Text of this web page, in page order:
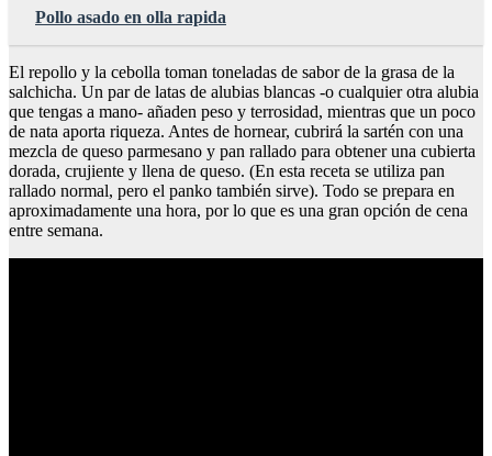
Pollo asado en olla rapida
El repollo y la cebolla toman toneladas de sabor de la grasa de la
salchicha. Un par de latas de alubias blancas -o cualquier otra alubia
que tengas a mano- añaden peso y terrosidad, mientras que un poco
de nata aporta riqueza. Antes de hornear, cubrirá la sartén con una
mezcla de queso parmesano y pan rallado para obtener una cubierta
dorada, crujiente y llena de queso. (En esta receta se utiliza pan
rallado normal, pero el panko también sirve). Todo se prepara en
aproximadamente una hora, por lo que es una gran opción de cena
entre semana.